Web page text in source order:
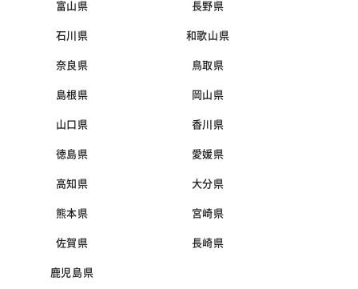
富山県 長野県
石川県 和歌山県
奈良県 鳥取県
島根県 岡山県
山口県 香川県
徳島県 愛媛県
高知県 大分県
熊本県 宮崎県
佐賀県 長崎県
鹿児島県